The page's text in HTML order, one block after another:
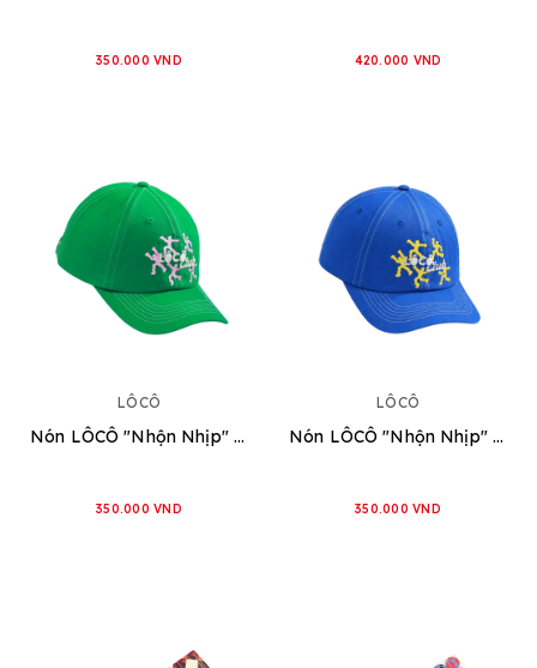
350.000 VND 420.000 VND
LÔCÔ
Nón LÔCÔ "Nhộn Nhịp" [Xanh Lá]
350.000 VND
LÔCÔ
Nón LÔCÔ "Nhộn Nhịp" [Xanh Dương]
350.000 VND